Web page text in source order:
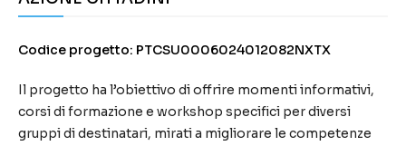
Codice progetto: PTCSU0006024012082NXTX
Il progetto ha l’obiettivo di offrire momenti informativi,
corsi di formazione e workshop specifici per diversi
gruppi di destinatari, mirati a migliorare le competenze